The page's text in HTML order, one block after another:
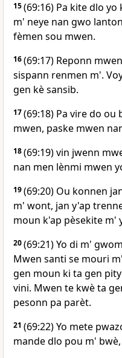
15(69:16) Pa kite dlo
m' neye nan gwo
fèmen sou mwen.
16(69:17) Reponn
sispann renmen m'.
gen kè sansib.
17(69:18) Pa vire do ou
mwen, paske mwen
18(69:19) vin jwenn
nan men lènmi mwen
19(69:20) Ou konnen
m' wont, jan y'ap
moun k'ap pèsekite m'
20(69:21) Yo di m'
Mwen santi se mouri
gen moun ki ta gen
vini. Mwen te kwè ta
pesonn pa parèt.
21 (69:22) Yo mete
mande dlo pou m'